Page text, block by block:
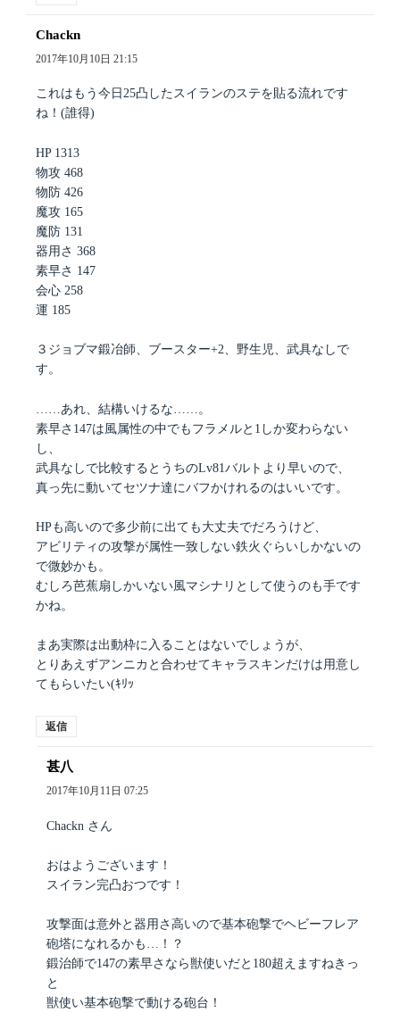
Chackn
り:
2017年10月10日 21:15
これはもう今日25凸したスイランのステを貼る流れです
ね！(誰得)
HP 1313
物攻 468
物防 426
魔攻 165
魔防 131
器用さ 368
素早さ 147
会心 258
運 185
３ジョブマ鍛冶師、ブースター+2、野生児、武具なしで
す。
……あれ、結構いけるな……。
素早さ147は風属性の中でもフラメルと1しか変わらない
し、
武具なしで比較するとうちのLv81バルトより早いので、
真っ先に動いてセツナ達にバフかけれるのはいいです。
HPも高いので多少前に出ても大丈夫でだろうけど、
アビリティの攻撃が属性一致しない鉄火ぐらいしかないの
で微妙かも。
むしろ芭蕉扇しかいない風マシナリとして使うのも手です
かね。
まあ実際は出動枠に入ることはないでしょうが、
とりあえずアンニカと合わせてキャラスキンだけは用意し
てもらいたい(ｷﾘｯ
返信
甚八
り:
2017年10月11日 07:25
Chackn さん
おはようございます！
スイラン完凸おつです！
攻撃面は意外と器用さ高いので基本砲撃でヘビーフレア
砲塔になれるかも…！？
鍛治師で147の素早さなら獣使いだと180超えますねきっ
と
獣使い基本砲撃で動ける砲台！